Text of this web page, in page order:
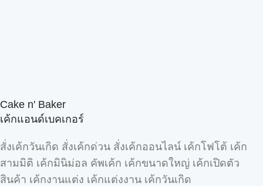
Cake n' Baker
เค้กแอนด์เบคเกอร์
สั่งเค้กวันเกิด สั่งเค้กด่วน สั่งเค้กออนไลน์ เค้กโฟโต้ เค้ก
สามมิติ เค้กมินิม่อล คัพเค้ก เค้กขนาดใหญ่ เค้กเปิดตัว
สินค้า เค้กงานแต่ง เค้กแต่งงาน เค้กวันเกิด